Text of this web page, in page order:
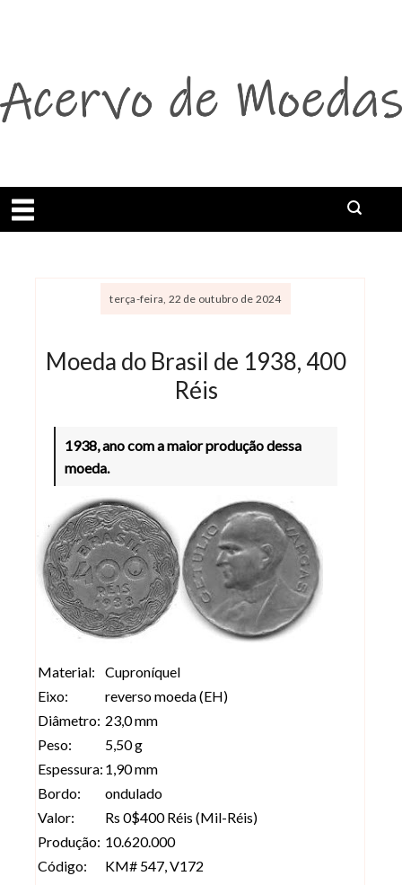
Abrir menu
Buscar
terça-feira, 22 de outubro de 2024
Moeda do Brasil de 1938, 400
Réis
1938, ano com a maior produção dessa
moeda.
Material:
Eixo:
Diâmetro:
Peso:
Espessura:
Bordo:
Valor:
Produção:
Código:
Cuproníquel
reverso moeda (EH)
23,0 mm
5,50 g
1,90 mm
ondulado
Rs 0$400 Réis (Mil-Réis)
10.620.000
KM# 547, V172